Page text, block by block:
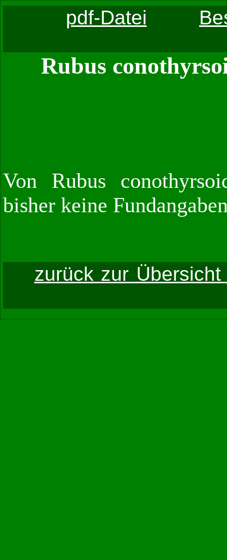
pdf-Datei
Rubus
Von Rubus
bisher keine
zurück zur